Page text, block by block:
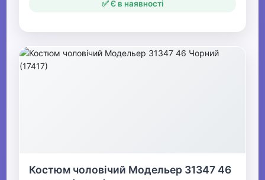
✅ Є в наявності
Костюм чоловічий Модельер 31347 46